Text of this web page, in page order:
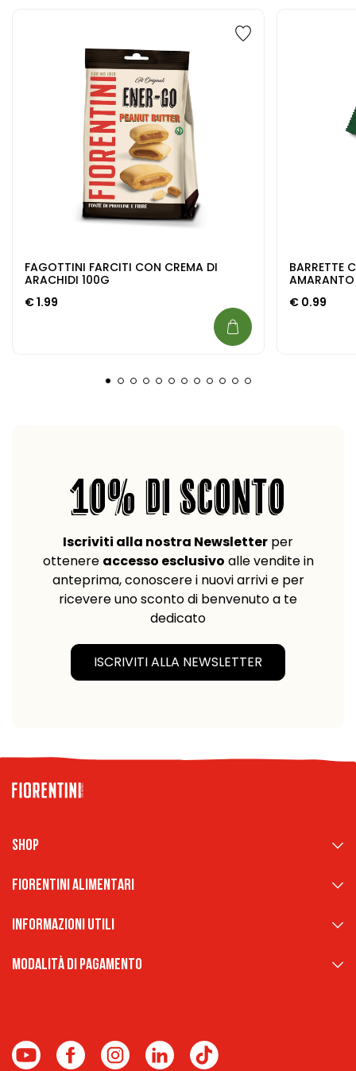
FAGOTTINI FARCITI CON CREMA DI
ARACHIDI 100G
€1.99
BARRETTE
AMARANTO
€ 0.99
10% DI SCONTO
Iscriviti alla nostra Newsletter per
ottenere accesso esclusivo alle vendite in
anteprima, conoscere i nuovi arrivi e per
ricevere uno sconto di benvenuto a te
dedicato
ISCRIVITI ALLA NEWSLETTER
Shop
Fiorentini Alimentari
Informazioni Utili
Modalità di pagamento